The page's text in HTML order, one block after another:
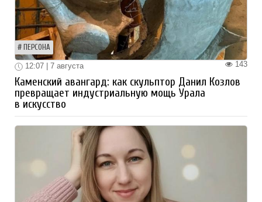
ПЕРСОНА
143
12:07 | 7 августа
Каменский авангард: как скульптор Данил Козлов
превращает индустриальную мощь Урала
в искусство